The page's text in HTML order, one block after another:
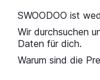
SWOODOO ist
Wir durchsuchen
Daten für dich.
Warum sind die